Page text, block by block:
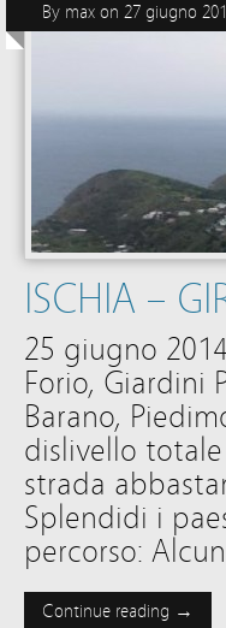
ISCHIA –
By max on 27 giugno
25 giugno
Forio, Giardini
Barano,
dislivello
strada
Splendidi i
percorso:
Continue reading →